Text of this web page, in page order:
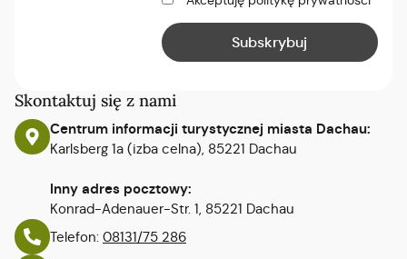
Skontaktuj się z nami
Centrum informacji turystycznej miasta Dachau:
Karlsberg 1a (izba celna), 85221 Dachau
Inny adres pocztowy:
Konrad-Adenauer-Str. 1, 85221 Dachau
Telefon: 08131/75 286